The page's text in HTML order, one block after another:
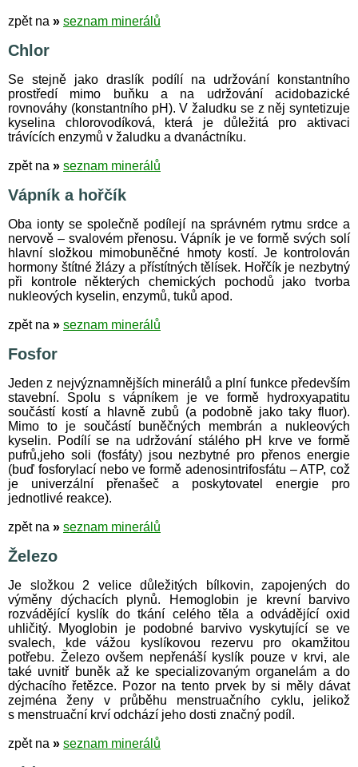
zpět na » seznam minerálů
Chlor
Se stejně jako draslík podílí na udržování konstantního
prostředí mimo buňku a na udržování acidobazické
rovnováhy (konstantního pH). V žaludku se z něj syntetizuje
kyselina chlorovodíková, která je důležitá pro aktivaci
trávících enzymů v žaludku a dvanáctníku.
zpět na » seznam minerálů
Vápník a hořčík
Oba ionty se společně podílejí na správném rytmu srdce a
nervově – svalovém přenosu. Vápník je ve formě svých solí
hlavní složkou mimobuněčné hmoty kostí. Je kontrolován
hormony štítné žlázy a přístítných tělísek. Hořčík je nezbytný
při kontrole některých chemických pochodů jako tvorba
nukleových kyselin, enzymů, tuků apod.
zpět na » seznam minerálů
Fosfor
Jeden z nejvýznamnějších minerálů a plní funkce především
stavební. Spolu s vápníkem je ve formě hydroxyapatitu
součástí kostí a hlavně zubů (a podobně jako taky fluor).
Mimo to je součástí buněčných membrán a nukleových
kyselin. Podílí se na udržování stálého pH krve ve formě
pufrů,jeho soli (fosfáty) jsou nezbytné pro přenos energie
(buď fosforylací nebo ve formě adenosintrifosfátu – ATP, což
je univerzální přenašeč a poskytovatel energie pro
jednotlivé reakce).
zpět na » seznam minerálů
Železo
Je složkou 2 velice důležitých bílkovin, zapojených do
výměny dýchacích plynů. Hemoglobin je krevní barvivo
rozvádějící kyslík do tkání celého těla a odvádějící oxid
uhličitý. Myoglobin je podobné barvivo vyskytující se ve
svalech, kde vážou kyslíkovou rezervu pro okamžitou
potřebu. Železo ovšem nepřenáší kyslík pouze v krvi, ale
také uvnitř buněk až ke specializovaným organelám a do
dýchacího řetězce. Pozor na tento prvek by si měly dávat
zejména ženy v průběhu menstruačního cyklu, jelikož
s menstruační krví odchází jeho dosti značný podíl.
zpět na » seznam minerálů